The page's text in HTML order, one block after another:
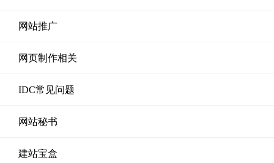
网站推广
网页制作相关
IDC常见问题
网站秘书
建站宝盒